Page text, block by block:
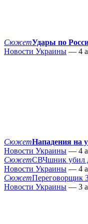
СюжетУдары по
Новости Украины — 4
СюжетНападения на
Новости Украины — 4
СюжетСВЧшник убил
Новости Украины — 4
СюжетПереговорщик
Новости Украины — 3